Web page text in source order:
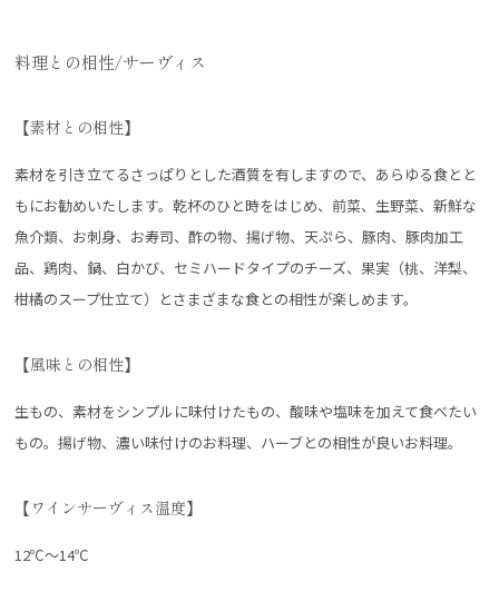
料理との相性/サーヴィス
【素材との相性】
素材を引き立てるさっぱりとした酒質を有しますので、あらゆる食とと
もにお勧めいたします。乾杯のひと時をはじめ、前菜、生野菜、新鮮な
魚介類、お刺身、お寿司、酢の物、揚げ物、天ぷら、豚肉、豚肉加工
品、鶏肉、鍋、白かび、セミハードタイプのチーズ、果実（桃、洋梨、
柑橘のスープ仕立て）とさまざまな食との相性が楽しめます。
【風味との相性】
生もの、素材をシンプルに味付けたもの、酸味や塩味を加えて食べたい
もの。揚げ物、濃い味付けのお料理、ハーブとの相性が良いお料理。
【ワインサーヴィス温度】
12℃～14℃